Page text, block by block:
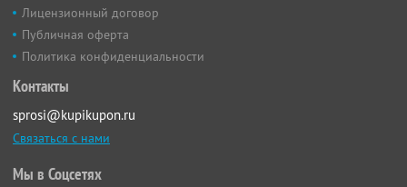
Лицензионный договор
Публичная оферта
Политика конфиденциальности
Контакты
sprosi@kupikupon.ru
Связаться с нами
Мы в Соцсетях